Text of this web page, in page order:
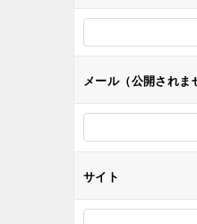
ー
ン
メール（公開されま
サイト